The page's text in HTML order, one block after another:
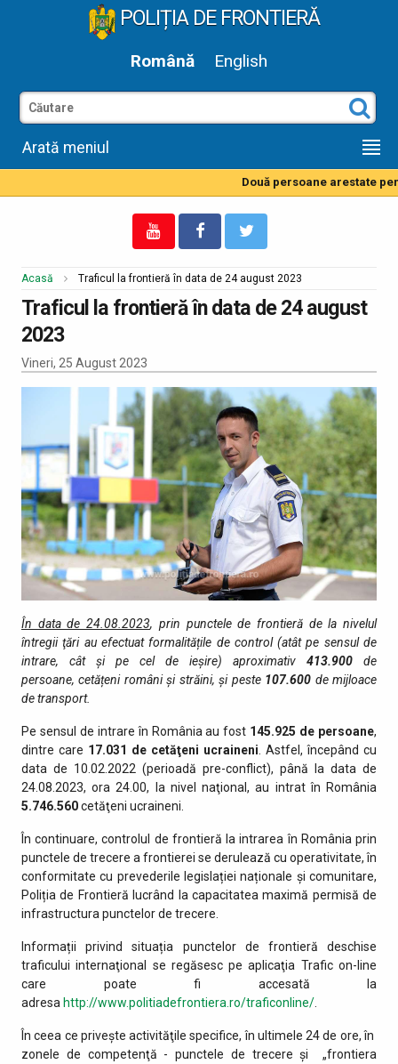
POLIȚIA DE FRONTIERĂ
Română English
Arată meniul
Două persoane arestate
Acasă Traficul la frontieră în data de 24 august 2023
Traficul la frontieră în data de 24 august
2023
Vineri, 25 August 2023
În data de 24.08.2023, prin punctele de fro­ntieră de la nivelul
întregii ţări au efectuat formalitățile de control (atât pe sensul de
intrare, cât şi pe cel de ieşire) aproximativ 413.900 de
persoane, cetățeni români și străini, şi peste 107.600 de mijloace
de transport.
Pe sensul de intrare în România au fost 145.925 de persoane,
dintre care 17.031 de cetăţeni ucraineni . Astfel, începând cu
data de 10.02.2022 (perioadă pre-conflict), până la data de
24.08.2023, ora 24.00, la nivel naţional, au intrat în România
5.746.560cetăţeni ucraineni.
În continuare, controlul de frontieră la intrarea în România prin
punctele de trecere a frontierei se derulează cu operativitate, în
conformitate cu prevederile legislației naționale și comunitare,
Poliția de Frontieră lucrând la capacitatea maximă permisă de
infrastructura punctelor de trecere.
Informații privind situația punctelor de frontieră deschise
traficului internaţional se regăsesc pe aplicaţia Trafic on-line
care poate fi accesată la
adresa http://www.politiadefrontiera.ro/traficonline/
În ceea ce priveşte activităţile specifice, în ultimele 24 de ore, în
zonele de competenţă - punctele de trecere şi „frontiera